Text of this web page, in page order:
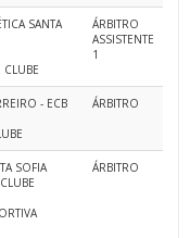
SANTA
CLUBE
ÁRBITRO
ASSISTENTE
1
- ECB
ÁRBITRO
SOFIA
ÁRBITRO